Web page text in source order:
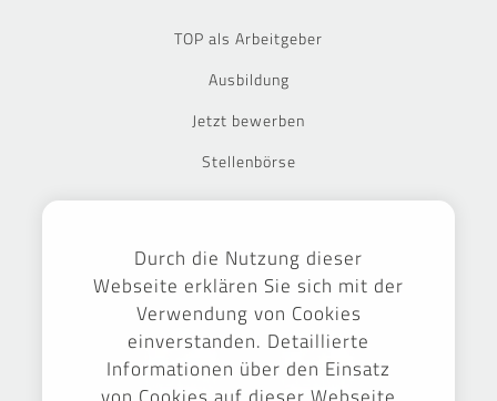
TOP als Arbeitgeber
Ausbildung
Jetzt bewerben
Stellenbörse
Durch die Nutzung dieser
Webseite erklären Sie sich mit der
Verwendung von Cookies
einverstanden. Detaillierte
Informationen über den Einsatz